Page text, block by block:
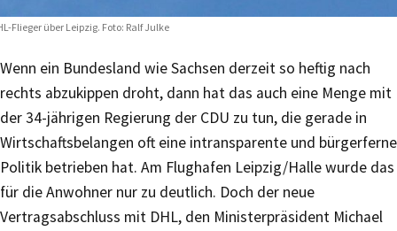
Flieger über Leipzig. Foto: Ralf Julke
Wenn ein Bundesland wie Sachsen derzeit so heftig nach
rechts abzukippen droht, dann hat das auch eine Menge mit
der 34-jährigen Regierung der CDU zu tun, die gerade in
Wirtschaftsbelangen oft eine intransparente und bürgerferne
Politik betrieben hat. Am Flughafen Leipzig/Halle wurde das
für die Anwohner nur zu deutlich. Doch der neue
Vertragsabschluss mit DHL, den Ministerpräsident Michael